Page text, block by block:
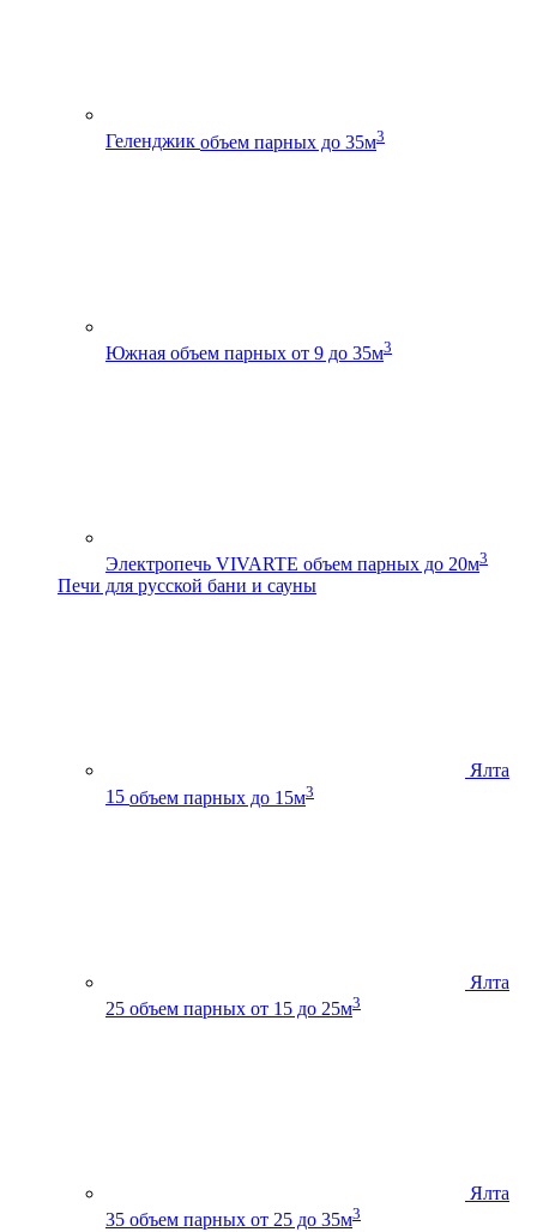
Геленджик объем парных до 35м3
Южная объем парных от 9 до 35м3
Электропечь VIVARTE объем парных до 20м3
Печи для русской бани и сауны
Ялта
15 объем парных до 15м3
Ялта
25 объем парных от 15 до 25м3
Ялта
35 объем парных от 25 до 35м3